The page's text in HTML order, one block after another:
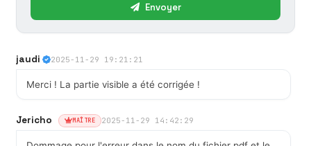
Envoyer
jaudi 2025-11-29 19:21:21
Merci ! La partie visible a été corrigée !
Jericho MAÎTRE 2025-11-29 14:42:29